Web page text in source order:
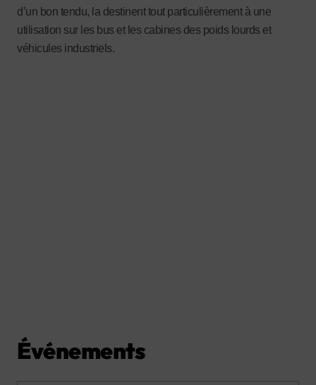
d’un bon tendu, la destinent tout particulièrement à une
utilisation sur les bus et les cabines des poids lourds et
véhicules industriels.
Événements